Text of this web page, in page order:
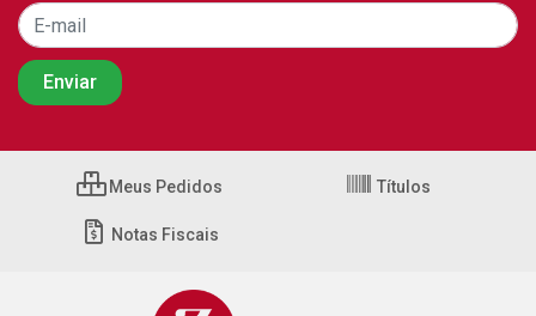
Meus Pedidos Títulos
Notas Fiscais